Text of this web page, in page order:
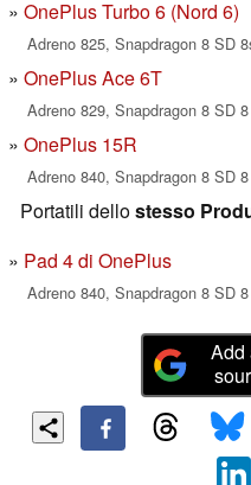
OnePlus Turbo 6 (Nord 6)
Adreno 825, Snapdragon 8 SD
OnePlus Ace 6T
Adreno 829, Snapdragon 8 SD
OnePlus 15R
Adreno 840, Snapdragon 8 SD
Portatili dellostesso
Pad 4 di OnePlus
Adreno 840, Snapdragon 8 SD
Add